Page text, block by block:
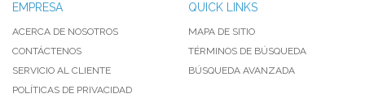
EMPRESA
ACERCA DE NOSOTROS
CONTÁCTENOS
SERVICIO AL CLIENTE
POLÍTICAS DE PRIVACIDAD
QUICK LINKS
MAPA DE SITIO
TÉRMINOS DE BÚSQUEDA
BÚSQUEDA AVANZADA